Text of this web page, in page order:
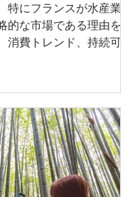
特にフランスが水産業界
的な市場である理由をご
消費トレンド、持続可能